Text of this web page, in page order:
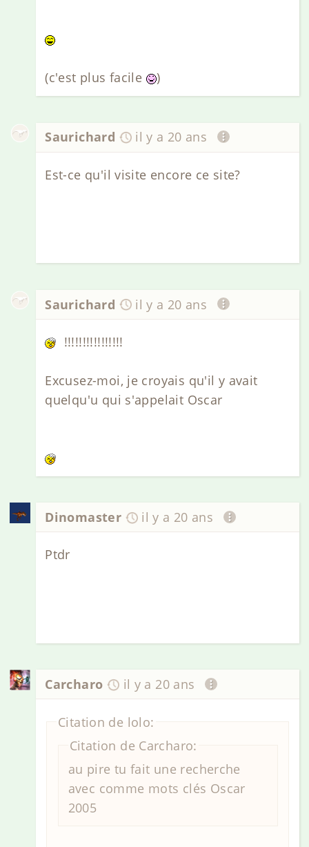
(c'est plus facile )
Saurichard il y a 20 ans
Est-ce qu'il visite encore ce site?
Saurichard il y a 20 ans
!!!!!!!!!!!!!!!!
Excusez-moi, je croyais qu'il y avait
quelqu'u qui s'appelait Oscar
Dinomaster il y a 20 ans
Ptdr
Carcharo il y a 20 ans
Citation de lolo:
Citation de Carcharo:
au pire tu fait une recherche
avec comme mots clés Oscar
2005